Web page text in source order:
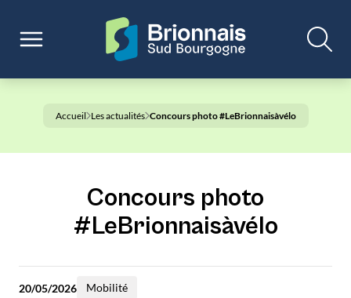
Accueil Les actualités Concours photo #LeBrionnaisàvélo
Concours photo
#LeBrionnaisàvélo
20/05/2026
Mobilité